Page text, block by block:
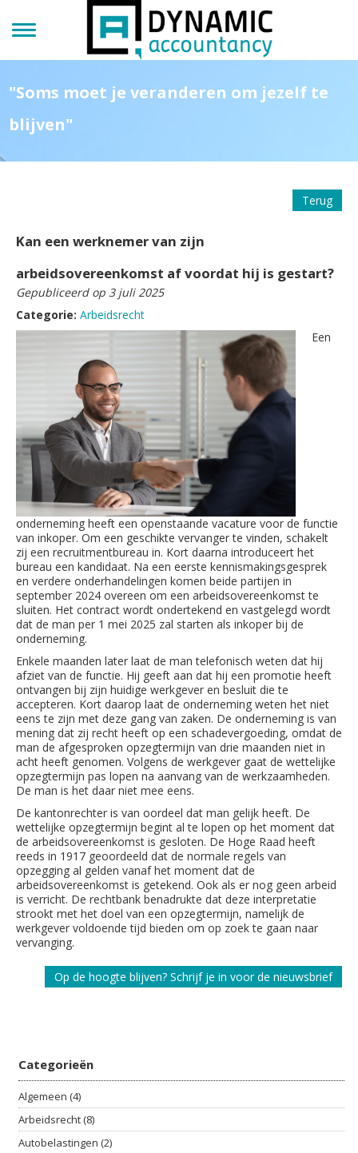
"Soms moet je veranderen om jezelf te
blijven"
Terug
Kan een werknemer van zijn
arbeidsovereenkomst af voordat hij is gestart?
Gepubliceerd op 3 juli 2025
Categorie: Arbeidsrecht
Een
onderneming heeft een openstaande vacature voor de functie
van inkoper. Om een geschikte vervanger te vinden, schakelt
zij een recruitmentbureau in. Kort daarna introduceert het
bureau een kandidaat. Na een eerste kennismakingsgesprek
en verdere onderhandelingen komen beide partijen in
september 2024 overeen om een arbeidsovereenkomst te
sluiten. Het contract wordt ondertekend en vastgelegd wordt
dat de man per 1 mei 2025 zal starten als inkoper bij de
onderneming.
Enkele maanden later laat de man telefonisch weten dat hij
afziet van de functie. Hij geeft aan dat hij een promotie heeft
ontvangen bij zijn huidige werkgever en besluit die te
accepteren. Kort daarop laat de onderneming weten het niet
eens te zijn met deze gang van zaken. De onderneming is van
mening dat zij recht heeft op een schadevergoeding, omdat de
man de afgesproken opzegtermijn van drie maanden niet in
acht heeft genomen. Volgens de werkgever gaat de wettelijke
opzegtermijn pas lopen na aanvang van de werkzaamheden.
De man is het daar niet mee eens.
De kantonrechter is van oordeel dat man gelijk heeft. De
wettelijke opzegtermijn begint al te lopen op het moment dat
de arbeidsovereenkomst is gesloten. De Hoge Raad heeft
reeds in 1917 geoordeeld dat de normale regels van
opzegging al gelden vanaf het moment dat de
arbeidsovereenkomst is getekend. Ook als er nog geen arbeid
is verricht. De rechtbank benadrukte dat deze interpretatie
strookt met het doel van een opzegtermijn, namelijk de
werkgever voldoende tijd bieden om op zoek te gaan naar
vervanging.
Op de hoogte blijven? Schrijf je in voor de nieuwsbrief
Categorieën
Algemeen (4)
Arbeidsrecht (8)
Autobelastingen (2)